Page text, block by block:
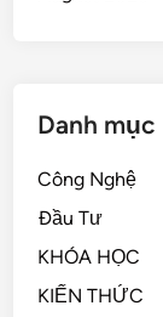
Danh mục
Công Nghệ
Đầu Tư
KHÓA HỌC
KIẾN THỨC